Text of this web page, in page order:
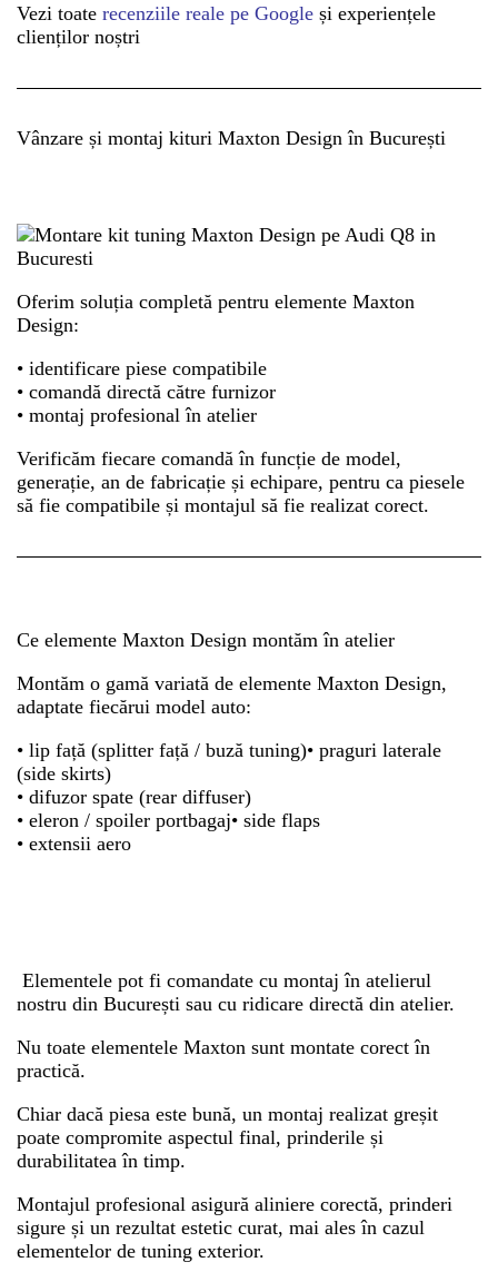
Vezi toate recenziile reale pe Google și experiențele
clienților noștri
Vânzare și montaj kituri Maxton Design în București
Oferim soluția completă pentru elemente Maxton
Design:
• identificare piese compatibile
• comandă directă către furnizor
• montaj profesional în atelier
Verificăm fiecare comandă în funcție de model,
generație, an de fabricație și echipare, pentru ca piesele
să fie compatibile și montajul să fie realizat corect.
Ce elemente Maxton Design montăm în atelier
Montăm o gamă variată de elemente Maxton Design,
adaptate fiecărui model auto:
• lip față (splitter față / buză tuning)• praguri laterale
(side skirts)
• difuzor spate (rear diffuser)
• eleron / spoiler portbagaj• side flaps
• extensii aero
Elementele pot fi comandate cu montaj în atelierul
nostru din București sau cu ridicare directă din atelier.
Nu toate elementele Maxton sunt montate corect în
practică.
Chiar dacă piesa este bună, un montaj realizat greșit
poate compromite aspectul final, prinderile și
durabilitatea în timp.
Montajul profesional asigură aliniere corectă, prinderi
sigure și un rezultat estetic curat, mai ales în cazul
elementelor de tuning exterior.